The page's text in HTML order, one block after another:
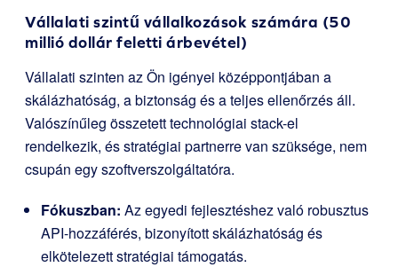
Vállalati szintű vállalkozások számára (50
millió dollár feletti árbevétel)
Vállalati szinten az Ön igényei középpontjában a
skálázhatóság, a biztonság és a teljes ellenőrzés áll.
Valószínűleg összetett technológiai stack-el
rendelkezik, és stratégiai partnerre van szüksége, nem
csupán egy szoftverszolgáltatóra.
Fókuszban: Az egyedi fejlesztéshez való robusztus
API-hozzáférés, bizonyított skálázhatóság és
elkötelezett stratégiai támogatás.